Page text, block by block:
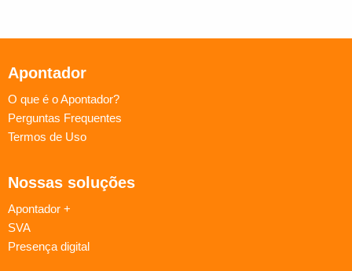
Apontador
O que é o Apontador?
Perguntas Frequentes
Termos de Uso
Nossas soluções
Apontador +
SVA
Presença digital